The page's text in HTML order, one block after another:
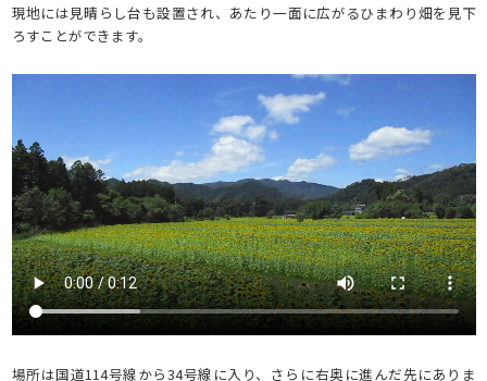
現地には見晴らし台も設置され、あたり一面に広がるひまわり畑を見下
ろすことができます。
場所は国道114号線から34号線に入り、さらに右奥に進んだ先にありま